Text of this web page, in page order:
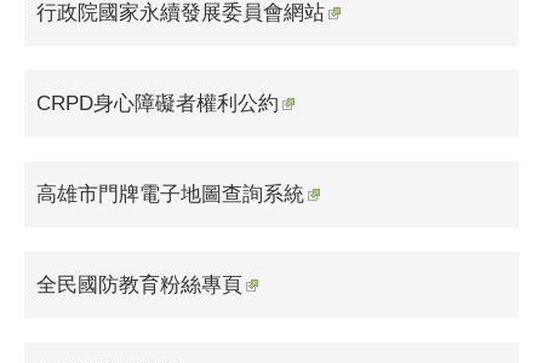
行政院國家永續發展委員會網站
CRPD身心障礙者權利公約
高雄市門牌電子地圖查詢系統
全民國防教育粉絲專頁